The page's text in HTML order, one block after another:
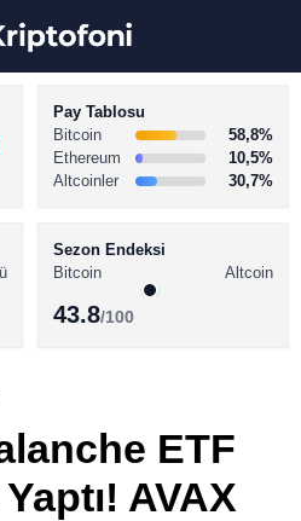
Youtube
TikTok
Pay Tablosu
Bitcoin
58,8%
Ethereum
10,5%
Altcoinler
30,7%
Sezon Endeksi
Bitcoin
Altcoin
43.8/100
ETF
AVAX